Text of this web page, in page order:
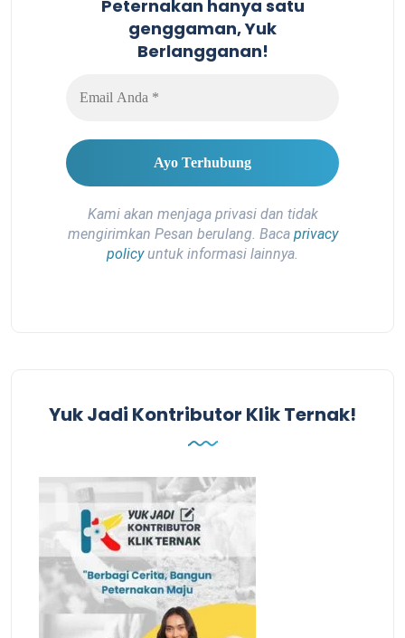
Peternakan hanya satu
genggaman, Yuk
Berlangganan!
Kami akan menjaga privasi dan tidak
mengirimkan Pesan berulang. Baca privacy
policyuntuk informasi lainnya.
Yuk Jadi Kontributor Klik Ternak!